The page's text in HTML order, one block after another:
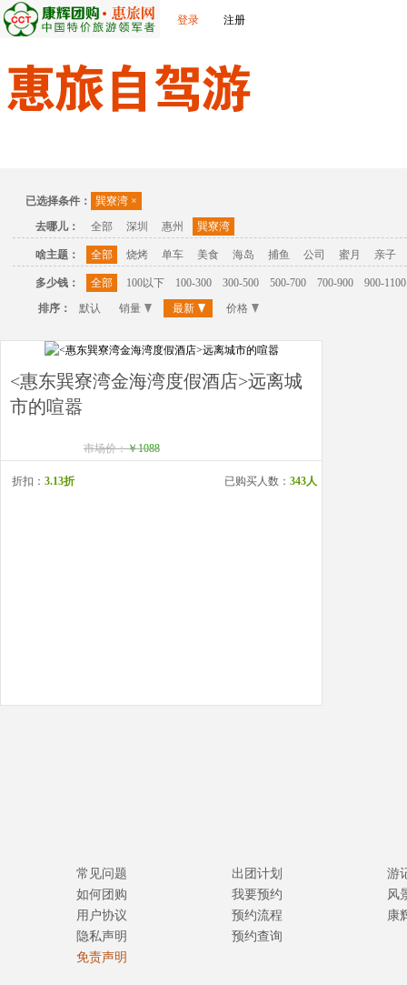
登录 注册
已选择条件： 巽寮湾 ×
去哪儿：
全部 深圳 惠州 巽寮湾
啥主题： 全部 烧烤 单车 美食 海岛 捕鱼 公司 蜜月 亲子
多少钱： 全部 100以下 100-300 300-500 500-700 700-900
900-1100
排序：
默认 销量 最新 价格
<惠东巽寮湾金海湾度假酒店>远离城
市的喧嚣
市场价：￥1088
折扣： 3.13折 已购买人数： 343人
常见问题
如何团购
用户协议
隐私声明
免责声明
出团计划
我要预约
预约流程
预约查询
游
风
康